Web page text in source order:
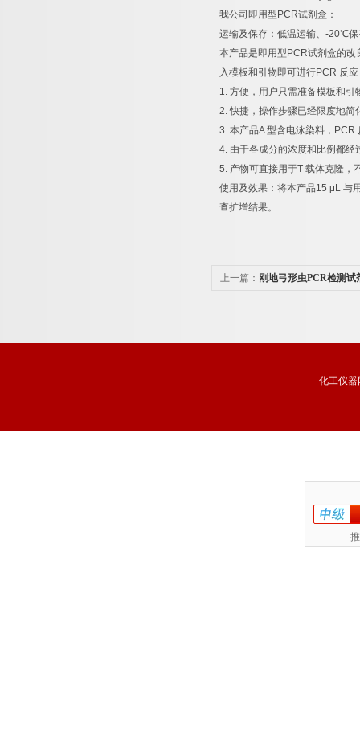
我公司即用型 PCR试剂盒：
运输及保存：低温运输、 -20℃
本产品是即用型 PCR试剂盒的改
入模板和引物即可进行PCR 反
1. 方便，用户只需准备模板和引
2.快捷，操作步骤已经限度地简
3. 本产品A型含电泳染料， PCR
4. 由于各成分的浓度和比例都
5. 产物可直接用于T 载体克隆，
使用及效果：将本产品15 μL 与
查扩增结果。
上一篇： 刚地弓形虫PCR检测试
化工仪器